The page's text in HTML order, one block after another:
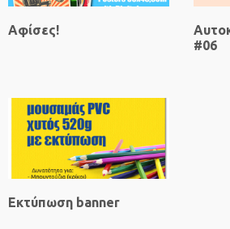
Αφίσες!
#06
Εκτύπωση banner